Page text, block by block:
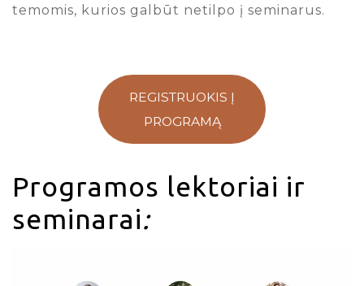
temomis, kurios galbūt netilpo į seminarus.
REGISTRUOKIS Į
PROGRAMĄ
Programos lektoriai ir
seminarai: